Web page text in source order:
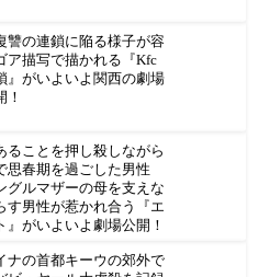
讐の連鎖に陥る様子が容
ア描写で描かれる『Kfc
』がいよいよ関西の劇場
！
ることを押し殺しながら
思春期を過ごした男性
グルマザーの母を支えな
す男性が惹かれ合う『エ
』がいよいよ劇場公開！
ナの首都キーウの郊外で